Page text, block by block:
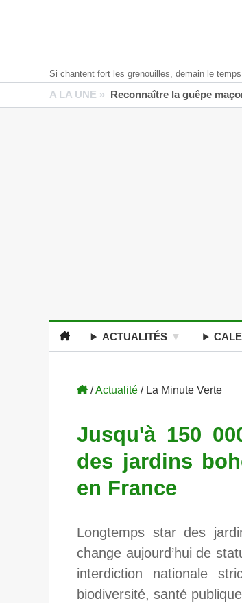
Si chantent fort les grenouilles, demain le
A LA UNE » Reconnaître la guêpe
ACTUALITÉS
/Actualité / La Minute Verte
Jusqu'à 150
des jardins
en France
Longtemps star des
change aujourd’hui de
interdiction nationale
biodiversité, santé